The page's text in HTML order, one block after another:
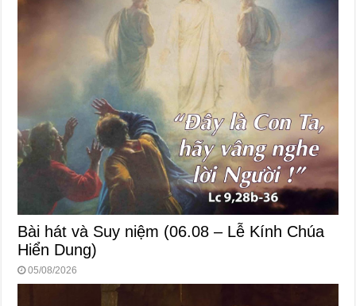
Bài hát và Suy niệm (06.08 – Lễ Kính Chúa
Hiển Dung)
05/08/2026